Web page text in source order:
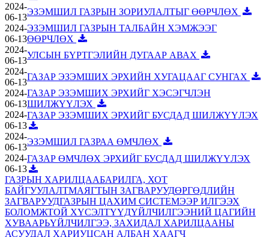
2024-
06-13
ЭЗЭМШИЛ ГАЗРЫН ЗОРИУЛАЛТЫГ ӨӨРЧЛӨХ
2024-
06-13
ЭЗЭМШИЛ ГАЗРЫН ТАЛБАЙН ХЭМЖЭЭГ
ӨӨРЧЛӨХ
2024-
06-13
УЛСЫН БҮРТГЭЛИЙН ДУГААР АВАХ
2024-
06-13
ГАЗАР ЭЗЭМШИХ ЭРХИЙН ХУГАЦААГ СУНГАХ
2024-
06-13
ГАЗАР ЭЗЭМШИХ ЭРХИЙГ ХЭСЭГЧЛЭН
ШИЛЖҮҮЛЭХ
2024-
06-13
ГАЗАР ЭЗЭМШИХ ЭРХИЙГ БУСДАД ШИЛЖҮҮЛЭХ
2024-
06-13
ЭЗЭМШИЛ ГАЗРАА ӨМЧЛӨХ
2024-
06-13
ГАЗАР ӨМЧЛӨХ ЭРХИЙГ БУСДАД ШИЛЖҮҮЛЭХ
ГАЗРЫН ХАРИЛЦААБАРИЛГА, ХОТ
БАЙГУУЛАЛТМАЯГТЫН ЗАГВАРУУДӨРГӨДЛИЙН
ЗАГВАРУУДГАЗРЫН ЦАХИМ СИСТЕМЭЭР ИЛГЭЭХ
БОЛОМЖТОЙ ХҮСЭЛТҮҮДҮЙЛЧИЛГЭЭНИЙ ЦАГИЙН
ХУВААРЬҮЙЛЧИЛГЭЭ, ЗАХИДАЛ ХАРИЛЦААНЫ
АСУУДАЛ ХАРИУЦСАН АЛБАН ХААГЧ